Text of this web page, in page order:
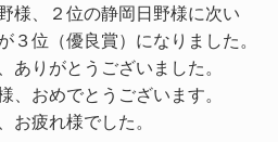
様、２位の静岡日野様に次い
３位（優良賞）になりました。
ありがとうございました。
、おめでとうございます。
お疲れ様でした。